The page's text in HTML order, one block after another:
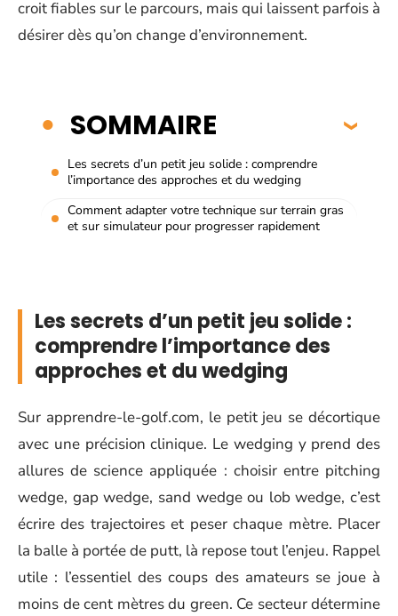
croit fiables sur le parcours, mais qui laissent parfois à
désirer dès qu’on change d’environnement.
SOMMAIRE
Les secrets d’un petit jeu solide : comprendre
l’importance des approches et du wedging
Comment adapter votre technique sur terrain gras
et sur simulateur pour progresser rapidement
Les secrets d’un petit jeu solide :
comprendre l’importance des
approches et du wedging
Sur apprendre-le-golf.com, le petit jeu se décortique
avec une précision clinique. Le wedging y prend des
allures de science appliquée : choisir entre pitching
wedge, gap wedge, sand wedge ou lob wedge, c’est
écrire des trajectoires et peser chaque mètre. Placer
la balle à portée de putt, là repose tout l’enjeu. Rappel
utile : l’essentiel des coups des amateurs se joue à
moins de cent mètres du green. Ce secteur détermine